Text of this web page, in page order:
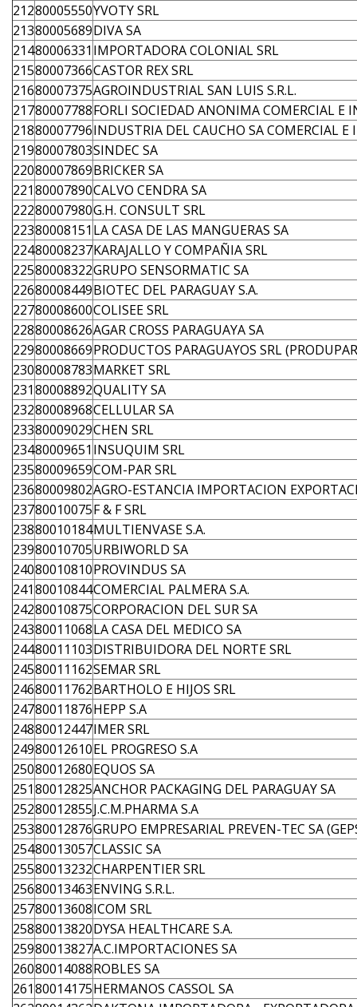
21280005550YVOTY SRL
21380005689DIVA SA
21480006331 IMPORTADORA COLONIAL SRL
21580007366CASTOR REX SRL
21680007375AGROINDUSTRIAL SAN LUIS S.R.L.
21780007788FORLI SOCIEDAD ANONIMA COMERCIAL E
21880007796INDUSTRIA DEL CAUCHO SA COMERCIAL
21980007803SINDEC SA
22080007869BRICKER SA
22180007890CALVO CENDRA SA
22280007980G.H. CONSULT SRL
22380008151 LA CASA DE LAS MANGUERAS SA
22480008237KARAJALLO Y COMPAÑIA SRL
22580008322GRUPO SENSORMATIC SA
22680008449BIOTEC DEL PARAGUAY S.A.
22780008600COLISEE SRL
22880008626AGAR CROSS PARAGUAYA SA
22980008669PRODUCTOS PARAGUAYOS SRL
23080008783MARKET SRL
23180008892QUALITY SA
23280008968CELLULAR SA
23380009029CHEN SRL
23480009651 INSUQUIM SRL
23580009659COM-PAR SRL
23680009802AGRO-ESTANCIA IMPORTACION
23780010075F & F SRL
23880010184MULTIENVASE S.A.
23980010705URBIWORLD SA
24080010810PROVINDUS SA
24180010844COMERCIAL PALMERA S.A.
24280010875CORPORACION DEL SUR SA
24380011068LA CASA DEL MEDICO SA
24480011103DISTRIBUIDORA DEL NORTE SRL
24580011162SEMAR SRL
24680011762BARTHOLO E HIJOS SRL
24780011876HEPP S.A
24880012447IMER SRL
24980012610EL PROGRESO S.A
25080012680EQUOS SA
25180012825ANCHOR PACKAGING DEL PARAGUAY SA
25280012855J.C.M.PHARMA S.A
25380012876GRUPO EMPRESARIAL PREVEN-TEC SA
25480013057CLASSIC SA
25580013232CHARPENTIER SRL
25680013463ENVING S.R.L.
25780013608ICOM SRL
25880013820DYSA HEALTHCARE S.A.
25980013827A.C.IMPORTACIONES SA
26080014088ROBLES SA
26180014175HERMANOS CASSOL SA